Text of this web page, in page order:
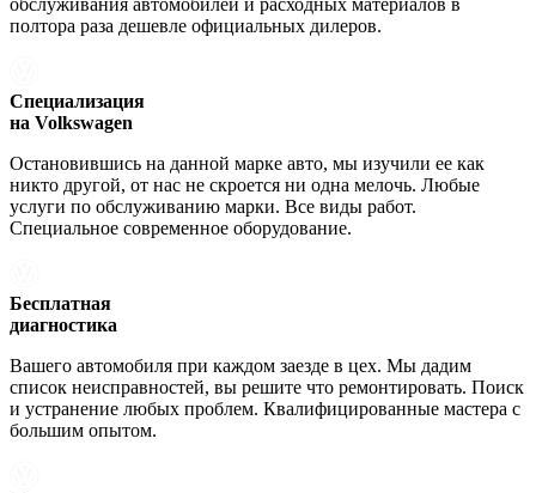
полтора раза дешевле официальных дилеров.
Специализация
на Volkswagen
Остановившись на данной марке авто, мы изучили ее как
никто другой, от нас не скроется ни одна мелочь. Любые
услуги по обслуживанию марки. Все виды работ.
Специальное современное оборудование.
Бесплатная
диагностика
Вашего автомобиля при каждом заезде в цех. Мы дадим
список неисправностей, вы решите что ремонтировать. Поиск
и устранение любых проблем. Квалифицированные мастера с
большим опытом.